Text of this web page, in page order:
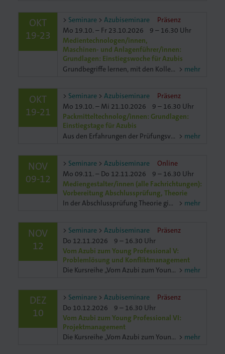
inOKT
19-23
Seminare Azubiseminare
Präsenz
Mo 19.10. – Fr 23.10.2026
9 – 16.30 Uhr
Medientechnologen/innen,
Maschinen- und Anlagenführer/innen:
Grundlagen: Einstiegswoche für Azubis
Grundbegriffe lernen, mit den Kollegen kommunizieren können, Zusammenhänge verstehen, Sicherheit für die Anwendung gewinnen – hier wirst du fit für deinen Einstieg in die Druckbranche als zukün
mehr
OKT
19-21
Seminare Azubiseminare
Präsenz
Mo 19.10. – Mi 21.10.2026
9 – 16.30 Uhr
Packmitteltechnolog/innen: Grundlagen:
Einstiegstage für Azubis
Aus den Erfahrungen der Prüfungsvorbereitungskurse der letzten Jahre erkennen wir regelmäßig einen sehr großen Bedarf an mathematischer Unterstützung in den verschiedensten Bereichen der Berufe ie
mehr
NOV
09-12
Seminare Azubiseminare
Online
Mo 09.11. – Do 12.11.2026
9 – 16.30 Uhr
Mediengestalter/innen (alle Fachrichtungen):
Vorbereitung Abschlussprüfung, Theorie
In der Abschlussprüfung Theorie gibt es in der alten und neuen Verordnung jeweils 12 Aufgaben für den Prüfungsbereiche 2 „Konzeption und Gestaltung (alte VO) / Medien konzipieren, gestalten und pd
mehr
NOV
12
Seminare Azubiseminare
Präsenz
Do 12.11.2026
9 – 16.30 Uhr
Vom Azubi zum Young Professional V:
Problemlösung und Konfliktmanagement
Die Kursreihe „Vom Azubi zum Young Professional" sorgt für einen gelungenen Einstieg ins Berufsleben. Mit diesem Know-how meistern Sie Ausbildung und Prüfungen perfekt. Übernehmen Sie selbständindig
mehr
DEZ
10
Seminare Azubiseminare
Präsenz
Do 10.12.2026
9 – 16.30 Uhr
Vom Azubi zum Young Professional VI:
Projektmanagement
Die Kursreihe „Vom Azubi zum Young Professional" sorgt für einen gelungenen Einstieg ins Berufsleben. Mit diesem Know-how meistern Sie Ausbildung und Prüfungen perfekt. Übernehmen Sie selbständindig
mehr